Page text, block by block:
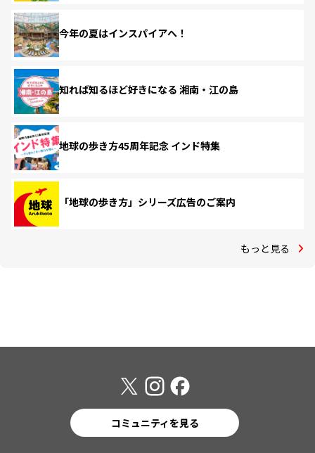
今年の夏はインスパイアへ！
知れば知るほど好きになる 湘南・江の島
地球の歩き方45周年記念 インド特集
「地球の歩き方」シリーズ広告のご案内
もっと見る
コミュニティを見る